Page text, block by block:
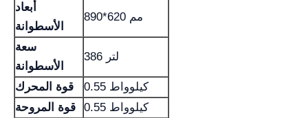
أبعاد
الأسطوانة
890*620 مم
سعة
الأسطوانة
386 لتر
قوة المحرك
0.55 كيلوواط
قوة المروحة
0.55 كيلوواط